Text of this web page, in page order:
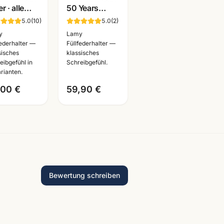
· alle
·
für
5.0(10)
—
in
€
50 Years
Edition Füller ·
Jubilaeumsmodell
· ideal für
Schule
5.0(2)
Lamy
Füllfederhalter —
klassisches
Schreibgefühl.
59,90 €
Bewertung schreiben